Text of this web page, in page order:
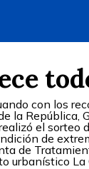
con los
la República,
el
de
de
urbanístico La